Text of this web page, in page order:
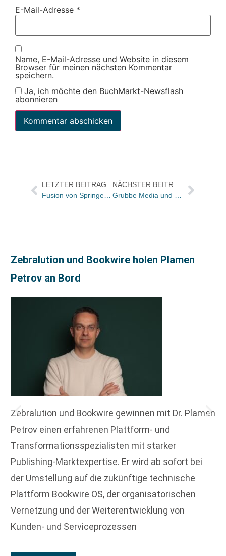
E-Mail-Adresse *
Name, E-Mail-Adresse und Website in diesem
Browser für meinen nächsten Kommentar
speichern.
Ja, ich möchte den BuchMarkt-Newsflash
abonnieren
LETZTER BEITRAG
Fusion von Springer Science+Business Media und Kluwer Academic Publishers beginnt im Frühjahr 2004
Zebralution und Bookwire holen Plamen
Petrov an Bord
Zebralution und Bookwire gewinnen mit Dr. Plamen
Petrov einen erfahrenen Plattform- und
Transformationsspezialisten mit starker
Publishing-Marktexpertise. Er wird ab sofort bei
der Umstellung auf die zukünftige technische
Plattform Bookwire OS, der organisatorischen
Vernetzung und der Weiterentwicklung von
Kunden- und Serviceprozessen